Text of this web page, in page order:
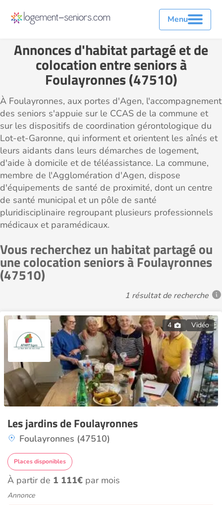
Menu
Annonces d'habitat partagé et de
colocation entre seniors à
Foulayronnes (47510)
À Foulayronnes, aux portes d'Agen, l'accompagnement
des seniors s'appuie sur le CCAS de la commune et
sur les dispositifs de coordination gérontologique du
Lot-et-Garonne, qui informent et orientent les aînés et
leurs aidants dans leurs démarches de logement,
d'aide à domicile et de téléassistance. La commune,
membre de l'Agglomération d'Agen, dispose
d'équipements de santé de proximité, dont un centre
de santé municipal et un pôle de santé
pluridisciplinaire regroupant plusieurs professionnels
médicaux et paramédicaux.
Vous recherchez un habitat partagé ou
une colocation seniors à Foulayronnes
(47510)
1 résultat de recherche
4 Vidéo
Les jardins de Foulayronnes
Foulayronnes (47510)
Places disponibles
À partir de 1 111€ par mois
Annonce